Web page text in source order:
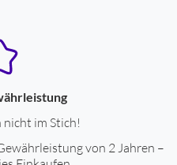
nicht im Stich!
von 2 Jahren –